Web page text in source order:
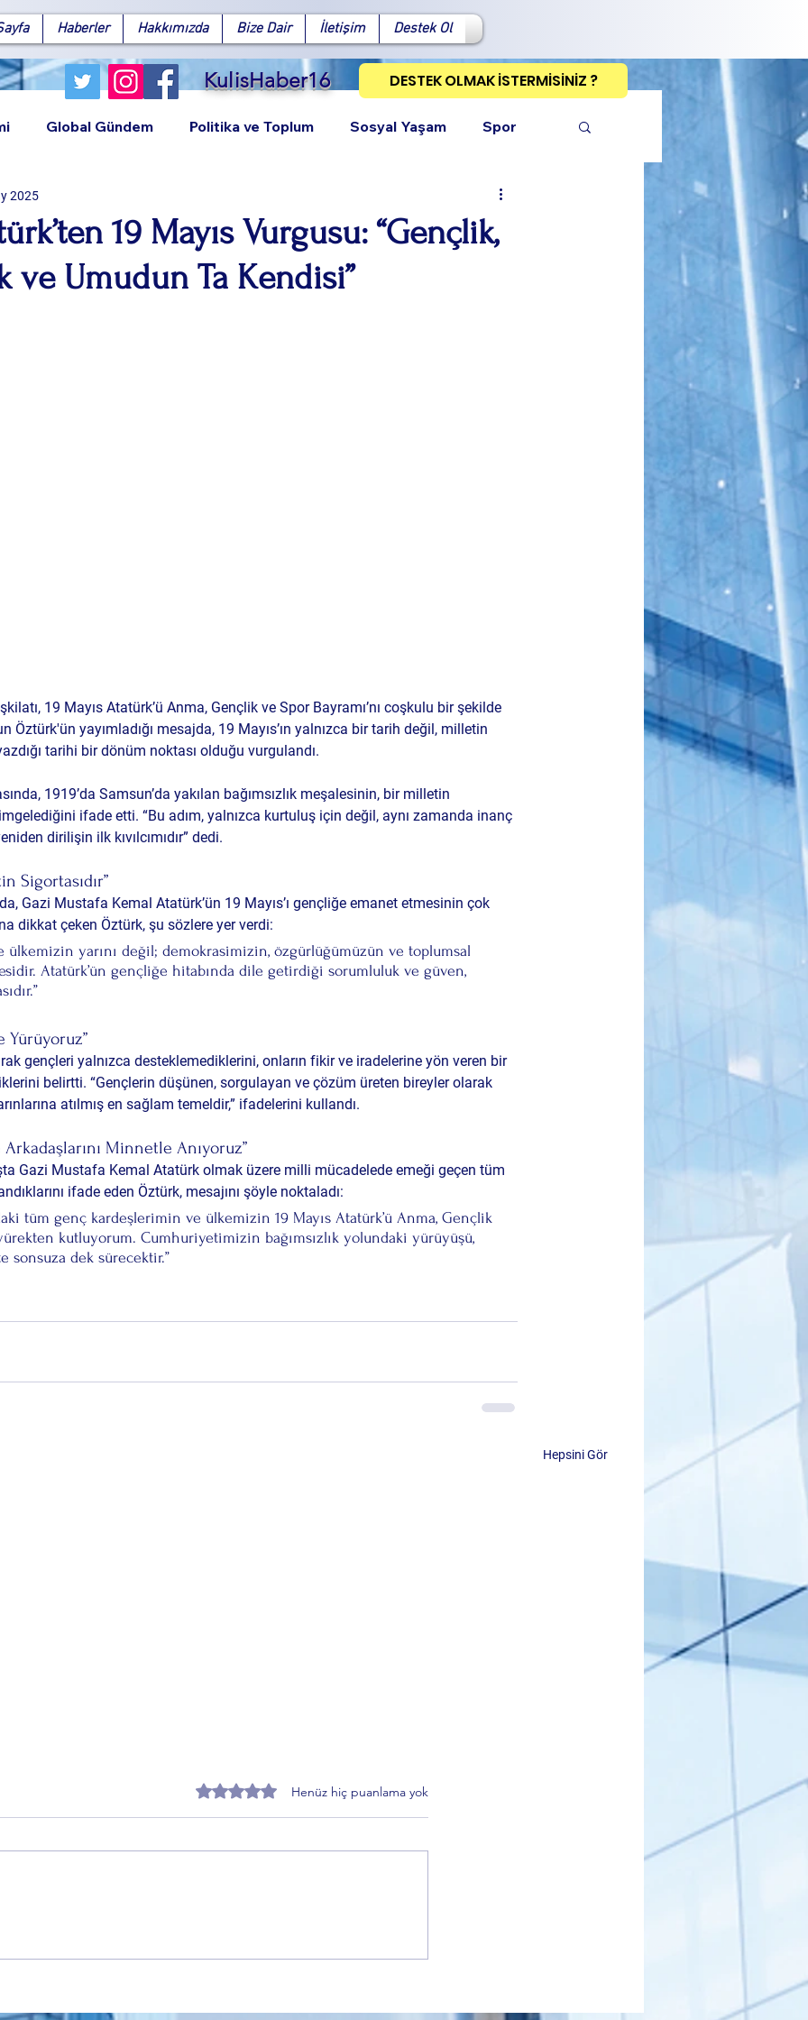
Haberler Hakkımızda Bize Dair İletişim Destek Ol
KulisHaber16 DESTEK OLMAK İSTERMİSİNİZ ?
FacebookX (Twitter) WhatsAppLinkedInPinterest
Global Gündem Politika ve Toplum Sosyal Yaşam Spor
19 Mayıs Vurgusu: “Gençlik,
ve Umudun Ta Kendisi”
2025
19 Mayıs Atatürk’ü Anma, Gençlik ve Spor Bayramı’nı coşkulu bir şekilde
Öztürk'ün yayımladığı mesajda, 19 Mayıs’ın yalnızca bir tarih değil, milletin
tarihi bir dönüm noktası olduğu vurgulandı.
1919’da Samsun’da yakılan bağımsızlık meşalesinin, bir milletin
ifade etti. “Bu adım, yalnızca kurtuluş için değil, aynı zamanda inanç
dirilişin ilk kıvılcımıdır” dedi.
Sigortasıdır”
Gazi Mustafa Kemal Atatürk’ün 19 Mayıs’ı gençliğe emanet etmesinin çok
dikkat çeken Öztürk, şu sözlere yer verdi:
ülkemizin yarını değil; demokrasimizin, özgürlüğümüzün ve toplumsal
Atatürk’ün gençliğe hitabında dile getirdiği sorumluluk ve güven,
Yürüyoruz”
gençleri yalnızca desteklemediklerini, onların fikir ve iradelerine yön veren bir
belirtti. “Gençlerin düşünen, sorgulayan ve çözüm üreten bireyler olarak
atılmış en sağlam temeldir,” ifadelerini kullandı.
Minnetle Anıyoruz”
Gazi Mustafa Kemal Atatürk olmak üzere milli mücadelede emeği geçen tüm
ifade eden Öztürk, mesajını şöyle noktaladı:
tüm genç kardeşlerimin ve ülkemizin 19 Mayıs Atatürk’ü Anma, Gençlik
yürekten kutluyorum. Cumhuriyetimizin bağımsızlık yolundaki yürüyüşü,
dek sürecektir.”
Hepsini Gör
Üye Vurgusu
Süreci Açıklaması
5 üzerinden 0 yıldızHenüz hiç puanlama yok